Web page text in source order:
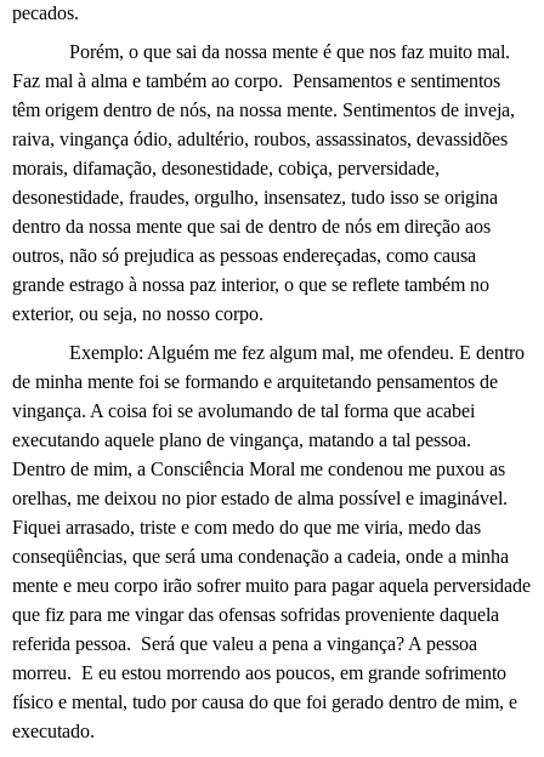
pecados.
Porém, o que sai da nossa mente é que nos faz muito mal.
Faz mal à alma e também ao corpo. Pensamentos e sentimentos
têm origem dentro de nós, na nossa mente. Sentimentos de inveja,
raiva, vingança ódio, adultério, roubos, assassinatos, devassidões
morais, difamação, desonestidade, cobiça, perversidade,
desonestidade, fraudes, orgulho, insensatez, tudo isso se origina
dentro da nossa mente que sai de dentro de nós em direção aos
outros, não só prejudica as pessoas endereçadas, como causa
grande estrago à nossa paz interior, o que se reflete também no
exterior, ou seja, no nosso corpo.
Exemplo: Alguém me fez algum mal, me ofendeu. E dentro
de minha mente foi se formando e arquitetando pensamentos de
vingança. A coisa foi se avolumando de tal forma que acabei
executando aquele plano de vingança, matando a tal pessoa.
Dentro de mim, a Consciência Moral me condenou me puxou as
orelhas, me deixou no pior estado de alma possível e imaginável.
Fiquei arrasado, triste e com medo do que me viria, medo das
conseqüências, que será uma condenação a cadeia, onde a minha
mente e meu corpo irão sofrer muito para pagar aquela perversidade
que fiz para me vingar das ofensas sofridas proveniente daquela
referida pessoa. Será que valeu a pena a vingança? A pessoa
morreu. E eu estou morrendo aos poucos, em grande sofrimento
físico e mental, tudo por causa do que foi gerado dentro de mim, e
executado.